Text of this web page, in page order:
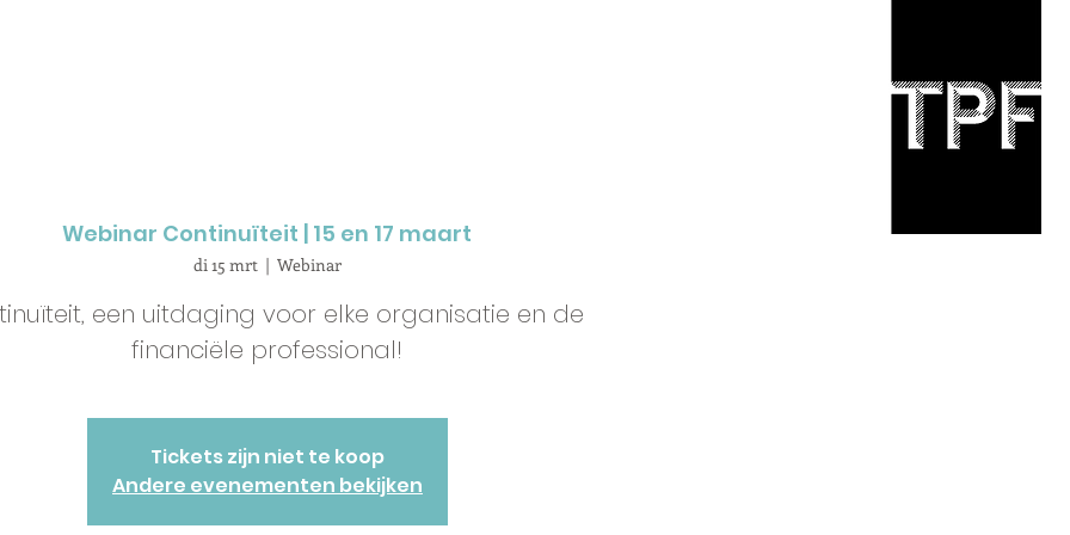
Webinar Continuïteit | 15 en 17 maart
di 15 mrt
  |
Webinar
een uitdaging voor elke organisatie en de
financiële professional!
Tickets zijn niet te koop
Andere evenementen bekijken